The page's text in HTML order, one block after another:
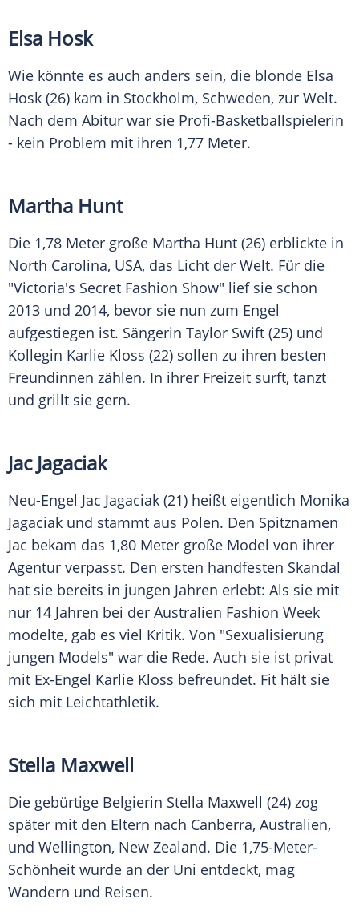
Elsa Hosk
Wie könnte es auch anders sein, die blonde Elsa
Hosk (26) kam in Stockholm, Schweden, zur Welt.
Nach dem Abitur war sie Profi-Basketballspielerin
- kein Problem mit ihren 1,77 Meter.
Martha Hunt
Die 1,78 Meter große Martha Hunt (26) erblickte in
North Carolina, USA, das Licht der Welt. Für die
"Victoria's Secret Fashion Show" lief sie schon
2013 und 2014, bevor sie nun zum Engel
aufgestiegen ist. Sängerin Taylor Swift (25) und
Kollegin Karlie Kloss (22) sollen zu ihren besten
Freundinnen zählen. In ihrer Freizeit surft, tanzt
und grillt sie gern.
Jac Jagaciak
Neu-Engel Jac Jagaciak (21) heißt eigentlich Monika
Jagaciak und stammt aus Polen. Den Spitznamen
Jac bekam das 1,80 Meter große Model von ihrer
Agentur verpasst. Den ersten handfesten Skandal
hat sie bereits in jungen Jahren erlebt: Als sie mit
nur 14 Jahren bei der Australien Fashion Week
modelte, gab es viel Kritik. Von "Sexualisierung
jungen Models" war die Rede. Auch sie ist privat
mit Ex-Engel Karlie Kloss befreundet. Fit hält sie
sich mit Leichtathletik.
Stella Maxwell
Die gebürtige Belgierin Stella Maxwell (24) zog
später mit den Eltern nach Canberra, Australien,
und Wellington, New Zealand. Die 1,75-Meter-
Schönheit wurde an der Uni entdeckt, mag
Wandern und Reisen.